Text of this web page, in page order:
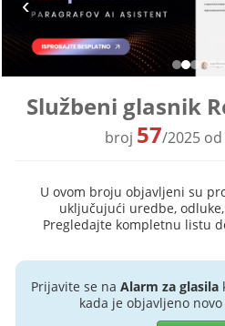
Službeni glasnik
broj 57/2025 od
U ovom broju objavljeni su
uključujući uredbe,
Pregledajte kompletnu listu
Prijavite se na Alarm za glasila
kada je objavljeno